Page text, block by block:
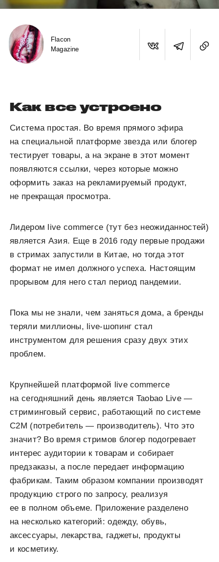
Flacon
Magazine
Как все устроено
Система простая. Во время прямого эфира
на специальной платформе звезда или блогер
тестирует товары, а на экране в этот момент
появляются ссылки, через которые можно
оформить заказ на рекламируемый продукт,
не прекращая просмотра.
Лидером live commerce (тут без неожиданностей)
является Азия. Еще в 2016 году первые продажи
в стримах запустили в Китае, но тогда этот
формат не имел должного успеха. Настоящим
прорывом для него стал период пандемии.
Пока мы не знали, чем заняться дома, а бренды
теряли миллионы, live-шопинг стал
инструментом для решения сразу двух этих
проблем.
Крупнейшей платформой live commerce
на сегодняшний день является Taobao Live —
стриминговый сервис, работающий по системе
C2M (потребитель — производитель). Что это
значит? Во время стримов блогер подогревает
интерес аудитории к товарам и собирает
предзаказы, а после передает информацию
фабрикам. Таким образом компании производят
продукцию строго по запросу, реализуя
ее в полном объеме. Приложение разделено
на несколько категорий: одежду, обувь,
аксессуары, лекарства, гаджеты, продукты
и косметику.